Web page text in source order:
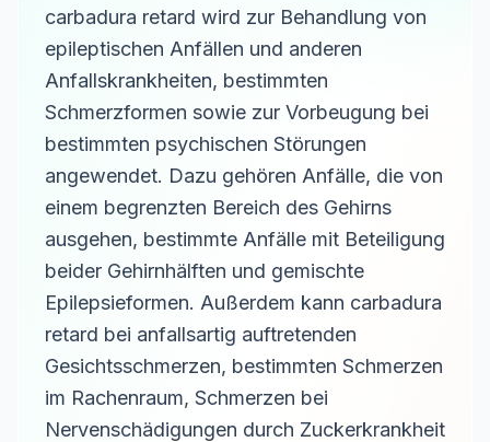
carbadura retard wird zur Behandlung von
epileptischen Anfällen und anderen
Anfallskrankheiten, bestimmten
Schmerzformen sowie zur Vorbeugung bei
bestimmten psychischen Störungen
angewendet. Dazu gehören Anfälle, die von
einem begrenzten Bereich des Gehirns
ausgehen, bestimmte Anfälle mit Beteiligung
beider Gehirnhälften und gemischte
Epilepsieformen. Außerdem kann carbadura
retard bei anfallsartig auftretenden
Gesichtsschmerzen, bestimmten Schmerzen
im Rachenraum, Schmerzen bei
Nervenschädigungen durch Zuckerkrankheit